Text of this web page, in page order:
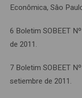
Econômica, Sâo
6 Boletim SOBEET
de 2011.
7 Boletim SOBEET
setiembre de 2011.